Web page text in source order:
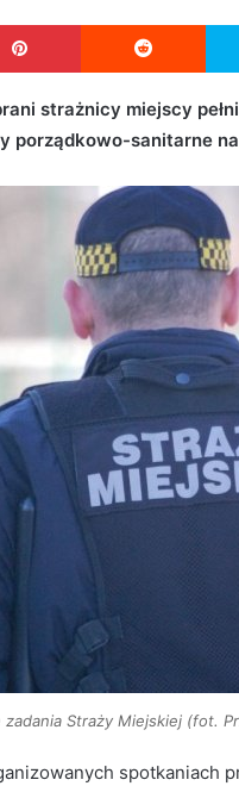
Pinterest Reddit
strażnicy miejscy
porządkowo-sanitarne
zadania Straży Miejskiej (fot.